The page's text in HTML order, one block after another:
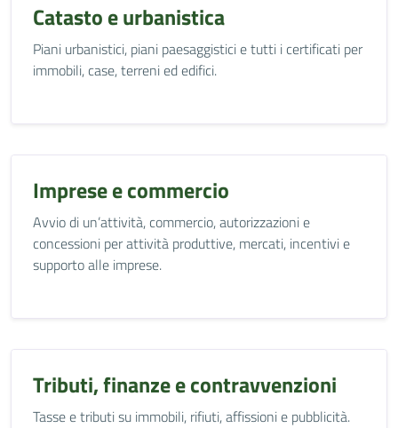
Catasto e urbanistica
Piani urbanistici, piani paesaggistici e tutti i certificati per
immobili, case, terreni ed edifici.
Imprese e commercio
Avvio di un’attività, commercio, autorizzazioni e
concessioni per attività produttive, mercati, incentivi e
supporto alle imprese.
Tributi, finanze e contravvenzioni
Tasse e tributi su immobili, rifiuti, affissioni e pubblicità.